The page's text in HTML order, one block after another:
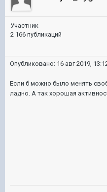
Участник
2 166 публикаций
Опубликовано: 16 авг 2019,
Если б можно было менять
ладно. А так хорошая